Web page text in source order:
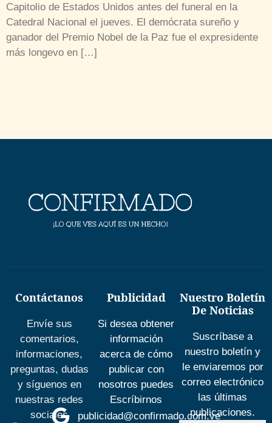
Capitolio de Estados Unidos antes del funeral en la
Catedral Nacional el jueves. El demócrata sureño y
ganador del Premio Nobel de la Paz fue el expresidente
más longevo en […]
Contáctanos
Envíe sus
comentarios,
informaciones,
preguntas, dudas
y síguenos en
nuestras redes
sociales
Publicidad
Si desea obtener
información
acerca de cómo
publicar con
nosotros puedes
Escríbirnos
publicidad@confirmado.com.ve
Nuestro Boletín
De Noticias
Suscríbase a
nuestro boletín y
le enviaremos por
correo electrónico
las últimas
publicaciones.